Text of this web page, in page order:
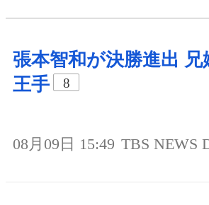
張本智和が決勝進出 兄
王手
8
08月09日 15:49 TBS NEWS